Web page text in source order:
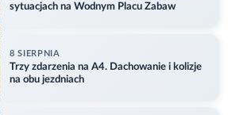
sytuacjach na Wodnym Placu Zabaw
8 SIERPNIA
Trzy zdarzenia na A4. Dachowanie i kolizje
na obu jezdniach